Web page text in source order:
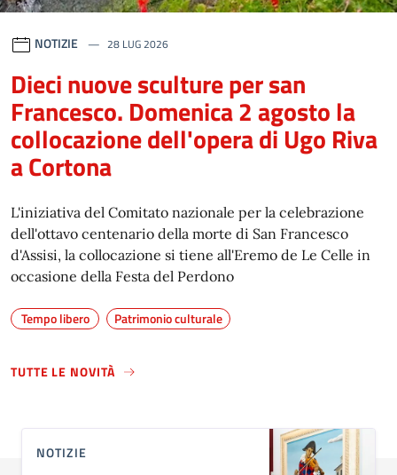
NOTIZIE 28 LUG 2026
Dieci nuove sculture per san
Francesco. Domenica 2 agosto la
collocazione dell'opera di Ugo Riva
a Cortona
L'iniziativa del Comitato nazionale per la celebrazione
dell'ottavo centenario della morte di San Francesco
d'Assisi, la collocazione si tiene all'Eremo de Le Celle in
occasione della Festa del Perdono
Tempo libero Patrimonio culturale
TUTTE LE NOVITÀ
NOTIZIE